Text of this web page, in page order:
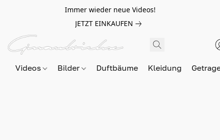
Immer wieder neue Videos!
JETZT EINKAUFEN
Videos Bilder Duftbäume Kleidung